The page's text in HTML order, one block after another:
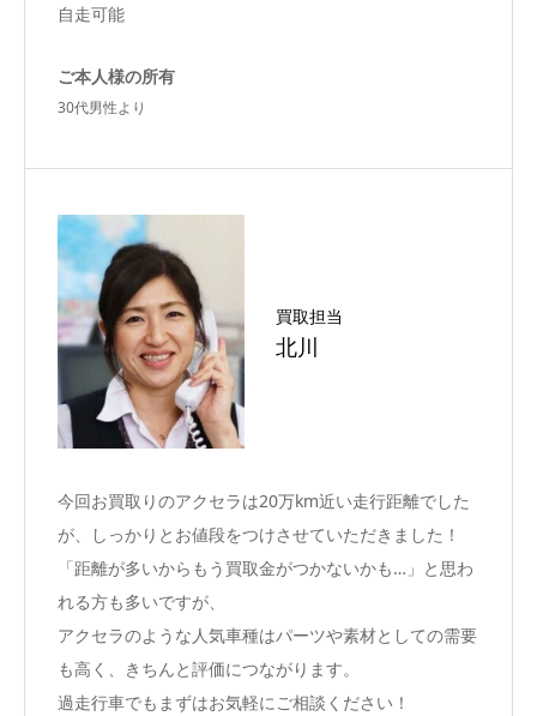
自走可能
ご本人様の所有
30代男性より
買取担当
北川
今回お買取りのアクセラは20万km近い走行距離でした
が、しっかりとお値段をつけさせていただきました！
「距離が多いからもう買取金がつかないかも…」と思わ
れる方も多いですが、
アクセラのような人気車種はパーツや素材としての需要
も高く、きちんと評価につながります。
過走行車でもまずはお気軽にご相談ください！